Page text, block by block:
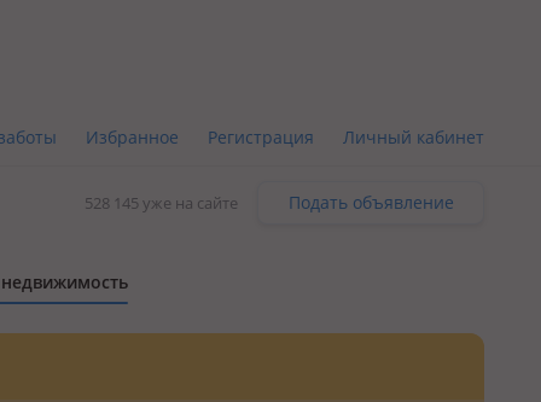
Избранное Регистрация Личный кабинет
528 145 уже на сайте Подать объявление